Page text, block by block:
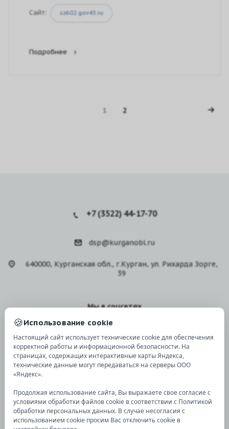
Сайт: sz602.gov45.ru
Подробнее
1 2
+7 (3522) 44-17-70
dsp@kurganobl.ru
640000, Курганская обл., г.Курган, ул. Рихарда Зорге,
39
Мы в соцсетях
Версия дляслабовидящих
© 2026 Все права защищены.
🍪Использование cookie
Настоящий сайт использует технические cookie для обеспечения
корректной работы и информационной безопасности. На
страницах, содержащих интерактивные карты Яндекса,
технические данные могут передаваться на серверы ООО
«Яндекс».
Продолжая использование сайта, Вы выражаете свое согласие с
условиями обработки файлов cookie в соответствии с Политикой
обработки персональных данных. В случае несогласия с
использованием cookie просим Вас отключить cookie в